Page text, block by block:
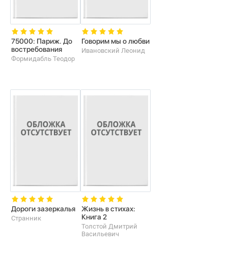
75000: Париж. До
востребования
Формидабль Теодор
Говорим мы о любви
Ивановский Леонид
Дороги зазеркалья
Странник
Жизнь в стихах:
Книга 2
Толстой Дмитрий
Васильевич